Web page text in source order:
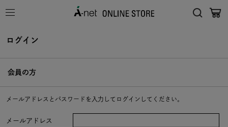
ログイン
会員の方
メールアドレスとパスワードを入力してログインしてください。
メールアドレス